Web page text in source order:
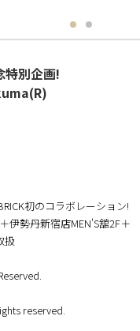
特別企画!
初のコラボレーション!
勢丹新宿店MEN'S舘2F＋
扱
reserved.